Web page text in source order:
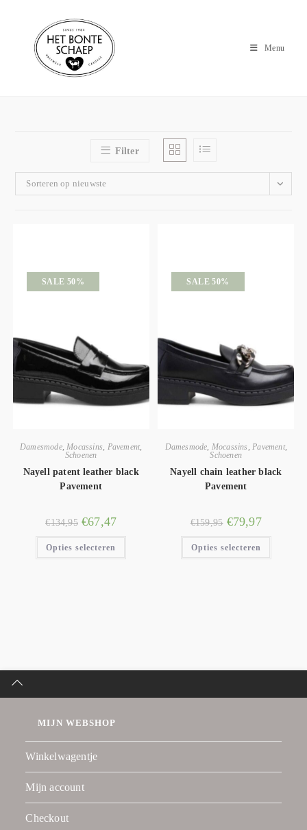
Menu
Filter
Sorteren op nieuwste
SALE 50%
Damesmode, Mocassins Pavement,
Schoenen
Nayell patent leather black
Pavement
€134,95 €67,47
Opties selecteren
SALE 50%
Damesmode Mocassins Pavement,
Schoenen
Nayell chain leather black
Pavement
€159,95 €79,97
Opties selecteren
MIJN WEBSHOP
Winkelwagentje
Mijn account
Checkout